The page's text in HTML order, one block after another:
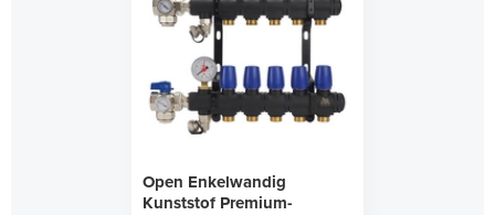
Open Enkelwandig
Kunststof Premium-